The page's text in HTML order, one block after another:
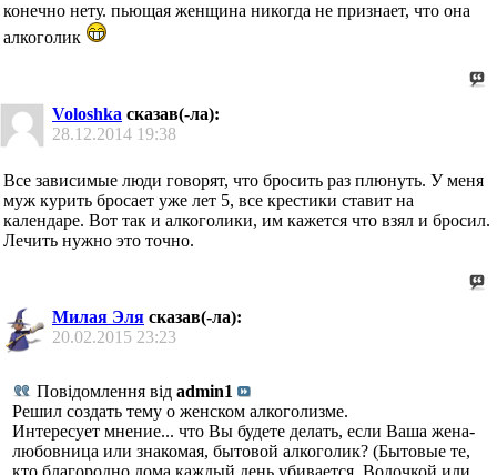
конечно нету. пьющая женщина никогда не признает, что она
алкоголик
Voloshka сказав(-ла):
28.12.2014 19:38
Все зависимые люди говорят, что бросить раз плюнуть. У меня
муж курить бросает уже лет 5, все крестики ставит на
календаре. Вот так и алкоголики, им кажется что взял и бросил.
Лечить нужно это точно.
Милая Эля сказав(-ла):
20.02.2015 23:23
Повідомлення від admin1
Решил создать тему о женском алкоголизме.
Интересует мнение... что Вы будете делать, если Ваша жена-
любовница или знакомая, бытовой алкоголик? (Бытовые те,
кто благородно дома каждый день убивается. Водочкой или